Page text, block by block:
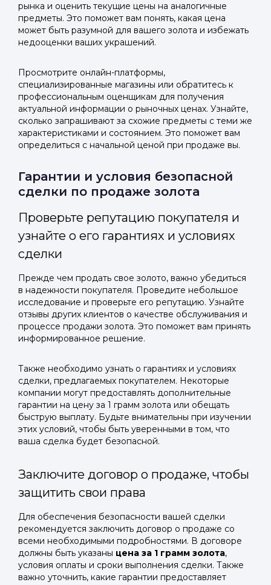
рынка и оценить текущие цены на аналогичные
предметы. Это поможет вам понять, какая цена
может быть разумной для вашего золота и избежать
недооценки ваших украшений.
Просмотрите онлайн-платформы,
специализированные магазины или обратитесь к
профессиональным оценщикам для получения
актуальной информации о рыночных ценах. Узнайте,
сколько запрашивают за схожие предметы с теми же
характеристиками и состоянием. Это поможет вам
определиться с начальной ценой при продаже вы.
Гарантии и условия безопасной
сделки по продаже золота
Проверьте репутацию покупателя и
узнайте о его гарантиях и условиях
сделки
Прежде чем продать свое золото, важно убедиться
в надежности покупателя. Проведите небольшое
исследование и проверьте его репутацию. Узнайте
отзывы других клиентов о качестве обслуживания и
процессе продажи золота. Это поможет вам принять
информированное решение.
Также необходимо узнать о гарантиях и условиях
сделки, предлагаемых покупателем. Некоторые
компании могут предоставлять дополнительные
гарантии на цену за 1 грамм золота или обещать
быструю выплату. Будьте внимательны при изучении
этих условий, чтобы быть уверенными в том, что
ваша сделка будет безопасной.
Заключите договор о продаже, чтобы
защитить свои права
Для обеспечения безопасности вашей сделки
рекомендуется заключить договор о продаже со
всеми необходимыми подробностями. В договоре
должны быть указаны цена за 1 грамм золота,
условия оплаты и сроки выполнения сделки. Также
важно уточнить, какие гарантии предоставляет